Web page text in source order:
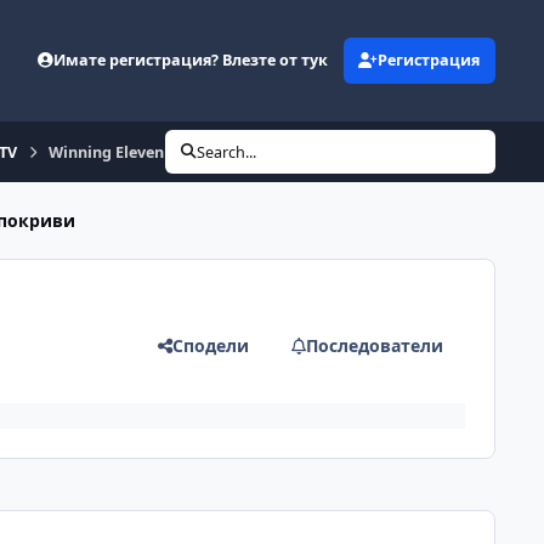
Имате регистрация? Влезте от тук Регистрация
Winning Eleven 2012Search...
Сподели Последователи